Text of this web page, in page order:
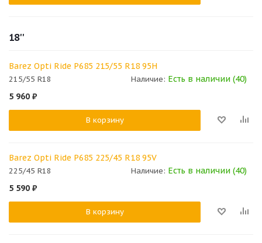
18''
Barez Opti Ride P685 215/55 R18 95H
215/55 R18 Наличие: Есть в наличии (40)
5 960 ₽
В корзину
Barez Opti Ride P685 225/45 R18 95V
225/45 R18 Наличие: Есть в наличии (40)
5 590 ₽
В корзину